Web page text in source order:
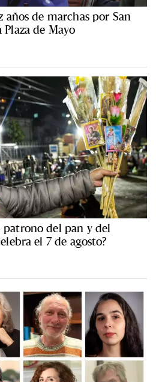
años de marchas por San
de Mayo
patrono del pan y del
el 7 de agosto?